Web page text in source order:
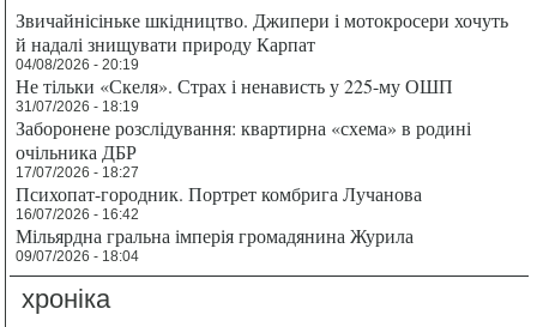
Звичайнісіньке шкідництво. Джипери і мотокросери хочуть
й надалі знищувати природу Карпат
04/08/2026 - 20:19
Не тільки «Скеля». Страх і ненависть у 225-му ОШП
31/07/2026 - 18:19
Заборонене розслідування: квартирна «схема» в родині
очільника ДБР
17/07/2026 - 18:27
Психопат-городник. Портрет комбрига Лучанова
16/07/2026 - 16:42
Мільярдна гральна імперія громадянина Журила
09/07/2026 - 18:04
хроніка